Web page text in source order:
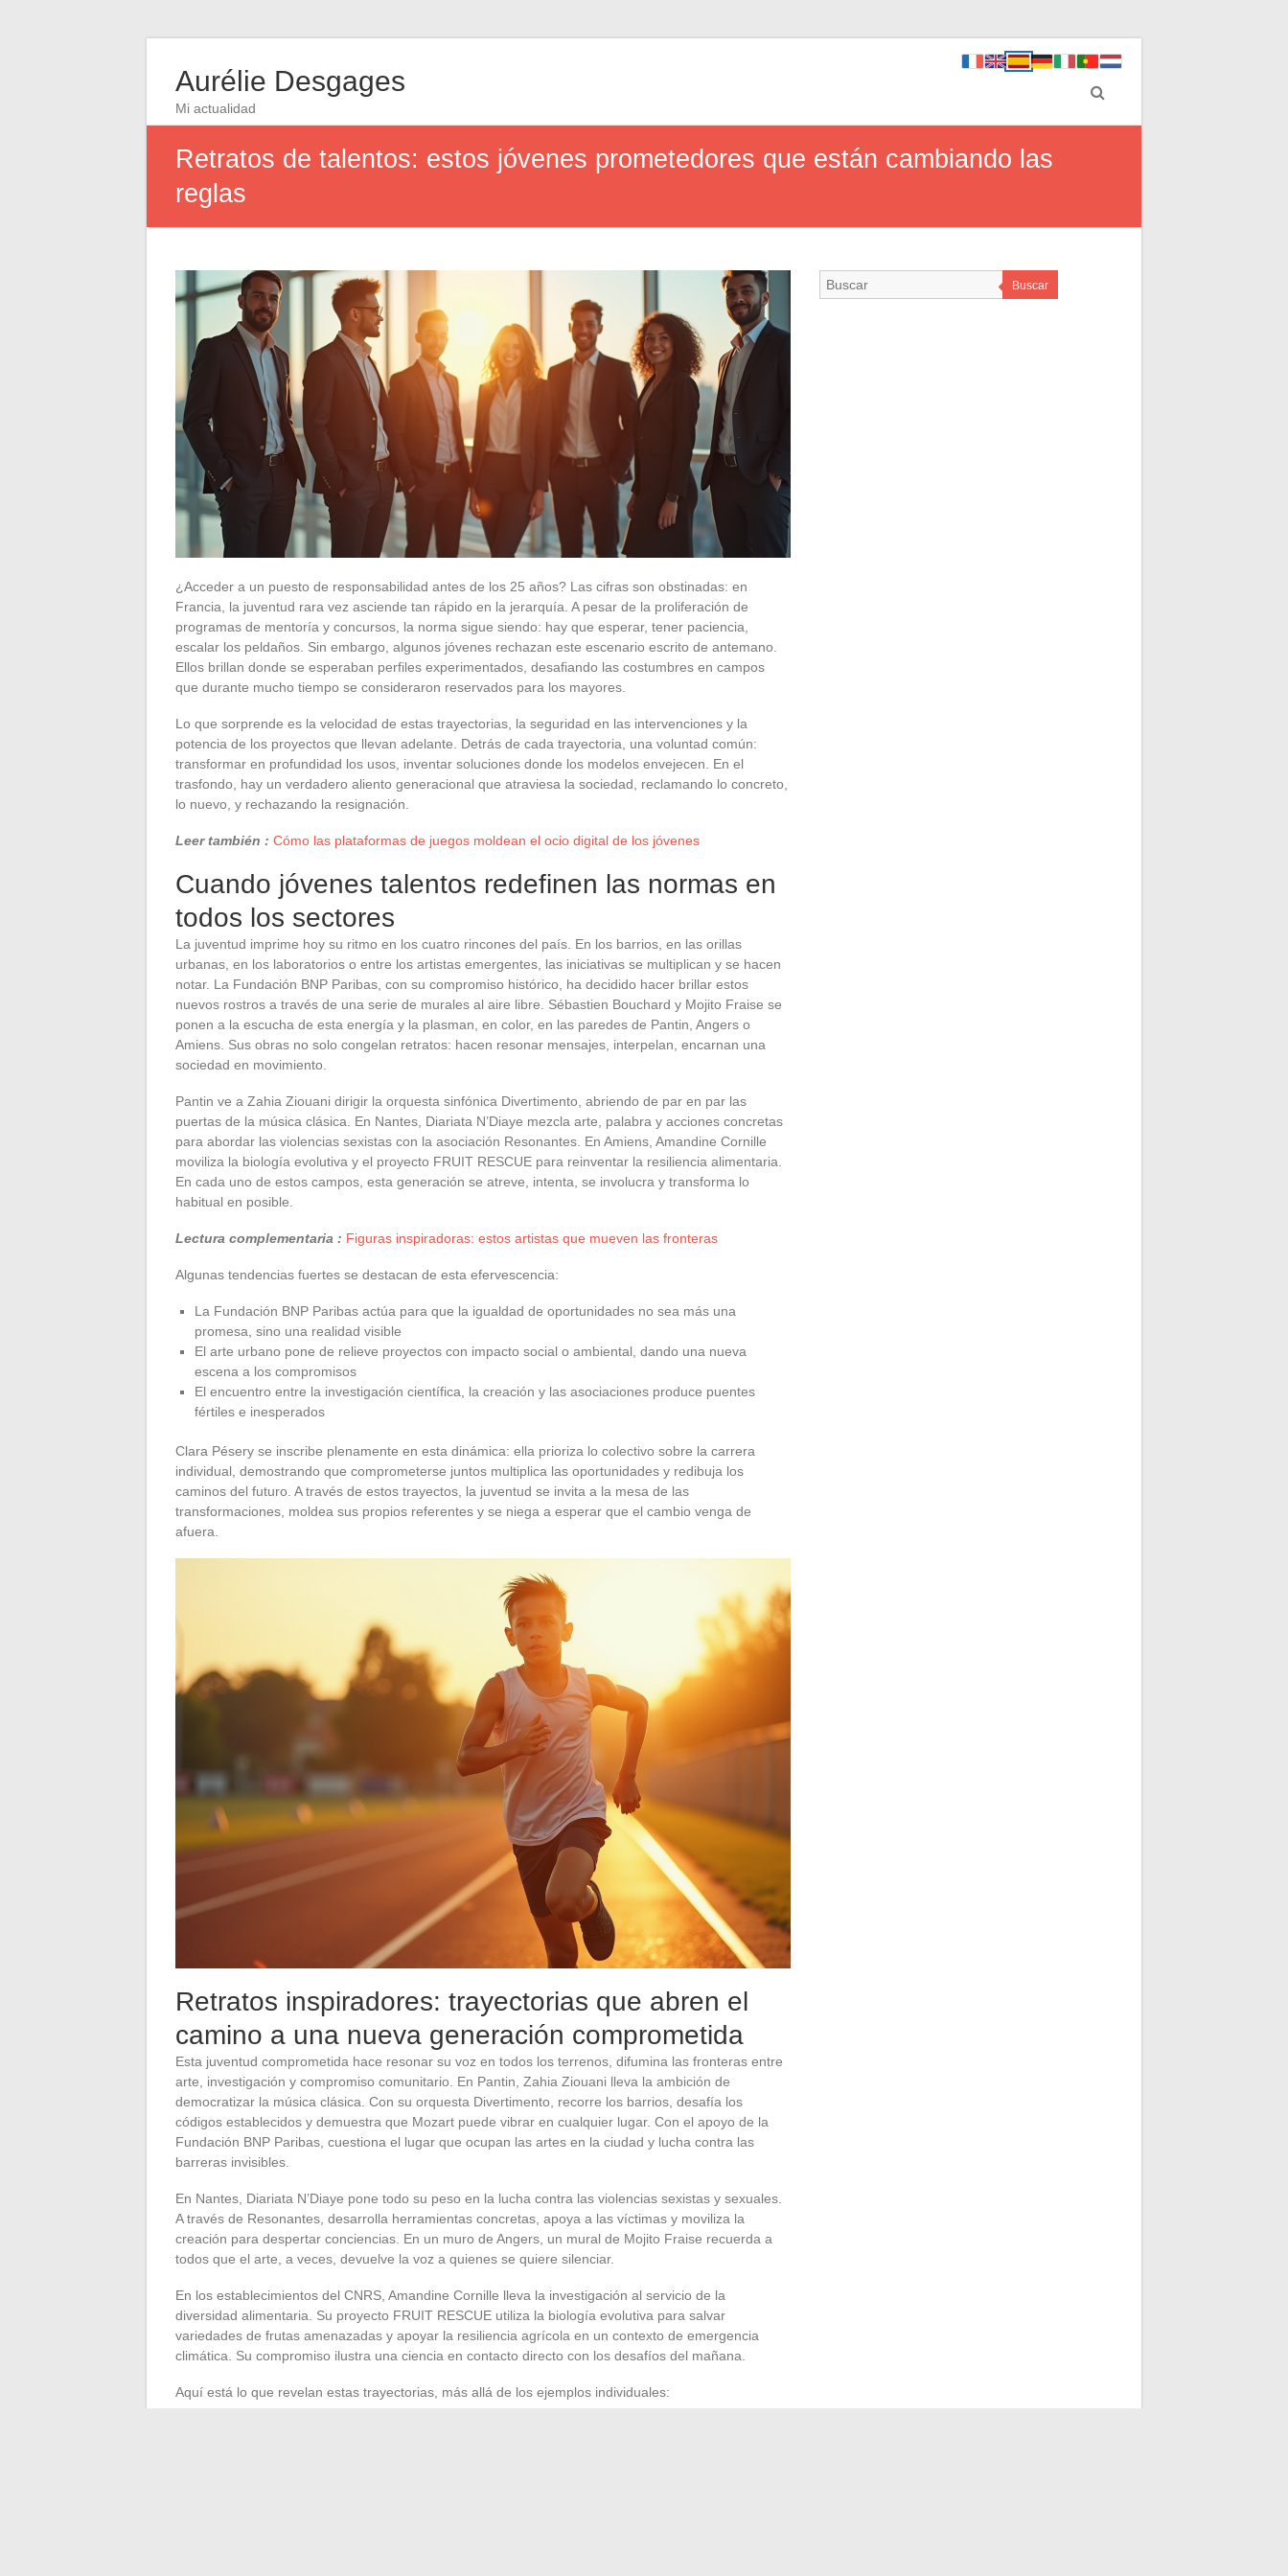
Aurélie Desgages
Mi actualidad
Retratos de talentos: estos jóvenes prometedores que están cambiando las
reglas
¿Acceder a un puesto de responsabilidad antes de los 25 años? Las cifras son obstinadas: en
Francia, la juventud rara vez asciende tan rápido en la jerarquía. A pesar de la proliferación de
programas de mentoría y concursos, la norma sigue siendo: hay que esperar, tener paciencia,
escalar los peldaños. Sin embargo, algunos jóvenes rechazan este escenario escrito de antemano.
Ellos brillan donde se esperaban perfiles experimentados, desafiando las costumbres en campos
que durante mucho tiempo se consideraron reservados para los mayores.
Lo que sorprende es la velocidad de estas trayectorias, la seguridad en las intervenciones y la
potencia de los proyectos que llevan adelante. Detrás de cada trayectoria, una voluntad común:
transformar en profundidad los usos, inventar soluciones donde los modelos envejecen. En el
trasfondo, hay un verdadero aliento generacional que atraviesa la sociedad, reclamando lo concreto,
lo nuevo, y rechazando la resignación.
Leer también : Cómo las plataformas de juegos moldean el ocio digital de los jóvenes
Cuando jóvenes talentos redefinen las normas en
todos los sectores
La juventud imprime hoy su ritmo en los cuatro rincones del país. En los barrios, en las orillas
urbanas, en los laboratorios o entre los artistas emergentes, las iniciativas se multiplican y se hacen
notar. La Fundación BNP Paribas, con su compromiso histórico, ha decidido hacer brillar estos
nuevos rostros a través de una serie de murales al aire libre. Sébastien Bouchard y Mojito Fraise se
ponen a la escucha de esta energía y la plasman, en color, en las paredes de Pantin, Angers o
Amiens. Sus obras no solo congelan retratos: hacen resonar mensajes, interpelan, encarnan una
sociedad en movimiento.
Pantin ve a Zahia Ziouani dirigir la orquesta sinfónica Divertimento, abriendo de par en par las
puertas de la música clásica. En Nantes, Diariata N’Diaye mezcla arte, palabra y acciones concretas
para abordar las violencias sexistas con la asociación Resonantes. En Amiens, Amandine Cornille
moviliza la biología evolutiva y el proyecto FRUIT RESCUE para reinventar la resiliencia alimentaria.
En cada uno de estos campos, esta generación se atreve, intenta, se involucra y transforma lo
habitual en posible.
Lectura complementaria : Figuras inspiradoras: estos artistas que mueven las fronteras
Algunas tendencias fuertes se destacan de esta efervescencia:
La Fundación BNP Paribas actúa para que la igualdad de oportunidades no sea más una
promesa, sino una realidad visible
El arte urbano pone de relieve proyectos con impacto social o ambiental, dando una nueva
escena a los compromisos
El encuentro entre la investigación científica, la creación y las asociaciones produce puentes
fértiles e inesperados
Clara Pésery se inscribe plenamente en esta dinámica: ella prioriza lo colectivo sobre la carrera
individual, demostrando que comprometerse juntos multiplica las oportunidades y redibuja los
caminos del futuro. A través de estos trayectos, la juventud se invita a la mesa de las
transformaciones, moldea sus propios referentes y se niega a esperar que el cambio venga de
afuera.
Retratos inspiradores: trayectorias que abren el
camino a una nueva generación comprometida
Esta juventud comprometida hace resonar su voz en todos los terrenos, difumina las fronteras entre
arte, investigación y compromiso comunitario. En Pantin, Zahia Ziouani lleva la ambición de
democratizar la música clásica. Con su orquesta Divertimento, recorre los barrios, desafía los
códigos establecidos y demuestra que Mozart puede vibrar en cualquier lugar. Con el apoyo de la
Fundación BNP Paribas, cuestiona el lugar que ocupan las artes en la ciudad y lucha contra las
barreras invisibles.
En Nantes, Diariata N’Diaye pone todo su peso en la lucha contra las violencias sexistas y sexuales.
A través de Resonantes, desarrolla herramientas concretas, apoya a las víctimas y moviliza la
creación para despertar conciencias. En un muro de Angers, un mural de Mojito Fraise recuerda a
todos que el arte, a veces, devuelve la voz a quienes se quiere silenciar.
En los establecimientos del CNRS, Amandine Cornille lleva la investigación al servicio de la
diversidad alimentaria. Su proyecto FRUIT RESCUE utiliza la biología evolutiva para salvar
variedades de frutas amenazadas y apoyar la resiliencia agrícola en un contexto de emergencia
climática. Su compromiso ilustra una ciencia en contacto directo con los desafíos del mañana.
Aquí está lo que revelan estas trayectorias, más allá de los ejemplos individuales:
Buscar